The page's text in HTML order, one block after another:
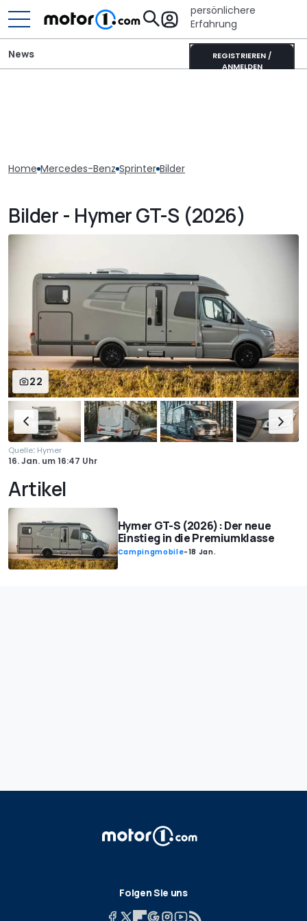
persönlichere
Erfahrung
REGISTRIEREN /
ANMELDEN
News
Home Mercedes-Benz Sprinter Bilder
Bilder - Hymer GT-S (2026)
22
Quelle: Hymer
16. Jan. um16:47 Uhr
Artikel
Hymer GT-S (2026): Der neue
Einstieg in die Premiumklasse
Campingmobile-18 Jan.
Folgen Sie uns